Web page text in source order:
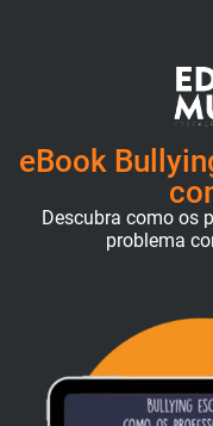
eBook
Descubra como os
problema